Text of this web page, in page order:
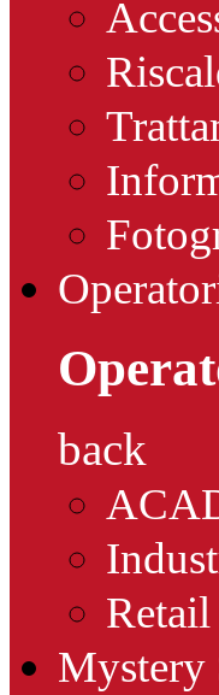
back
Retail
Mystery